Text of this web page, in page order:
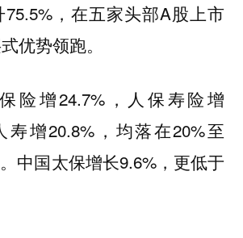
，在五家头部A股上市
优势领跑。
险增24.7%，人保寿险增
寿增20.8%，均落在20%至
中国太保增长9.6%，更低于